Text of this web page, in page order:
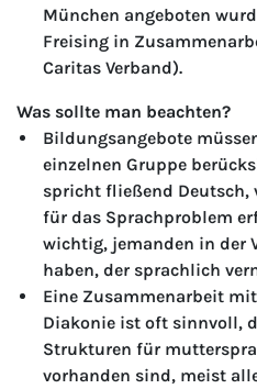
München angeboten
Freising in
Caritas Verband).
Was sollte man beachten?
Bildungsangebote
einzelnen Gruppe
spricht fließend
für das Sprachproblem
wichtig, jemanden in der
haben, der sprachlich
Eine Zusammenarbeit
Diakonie ist oft sinnvoll,
Strukturen für
vorhanden sind, meist